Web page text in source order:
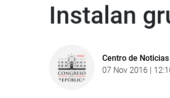
Instalan
Centro de
07 Nov 2016 |